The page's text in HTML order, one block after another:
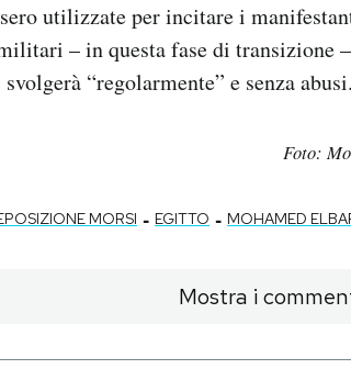
utilizzate per incitare i
– in questa fase di transizione
“regolarmente” e senza abusi.
Foto:
MORSI - EGITTO - MOHAMED
Mostra i